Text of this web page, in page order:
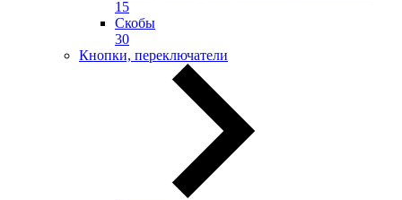
15
Скобы
30
Кнопки, переключатели